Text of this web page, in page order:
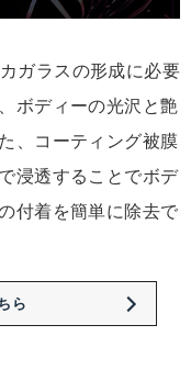
ガラスの形成に必要
ボディーの光沢と艶
、コーティング被膜
浸透することでボデ
付着を簡単に除去で
ら